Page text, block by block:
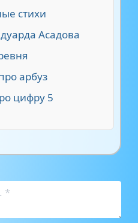
стихи
Асадова
арбуз
цифру 5